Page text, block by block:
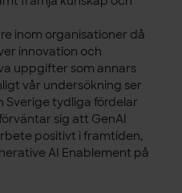
inom organisationer då
innovation och
uppgifter som annars
vår undersökning ser
Sverige tydliga fördelar
sig att GenAI
positivt i framtiden,
AI Enablement på